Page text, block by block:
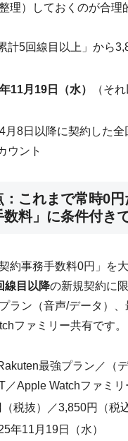
理）しておくのが合理
計5回線目以上」から
11月19日（水）
（そ
月8日以降に契約した全
ウント
これまで常時0円
数料」に条件付き
約事務手数料0円」を
線目以降の新規契約に
ラン（音声/データ）、
ファミリー共有です。
最強プラン／（デ
／Apple Watchファミ
税抜）／3,850円（税込
年11月19日（水）